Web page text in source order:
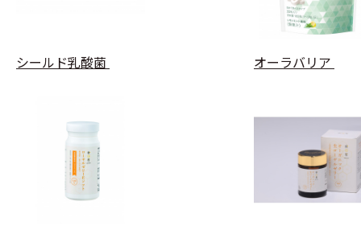
シールド乳酸菌 オーラバリア